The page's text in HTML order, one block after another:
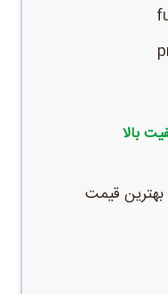
بالا
بهترین قیمت
میز مدیریت